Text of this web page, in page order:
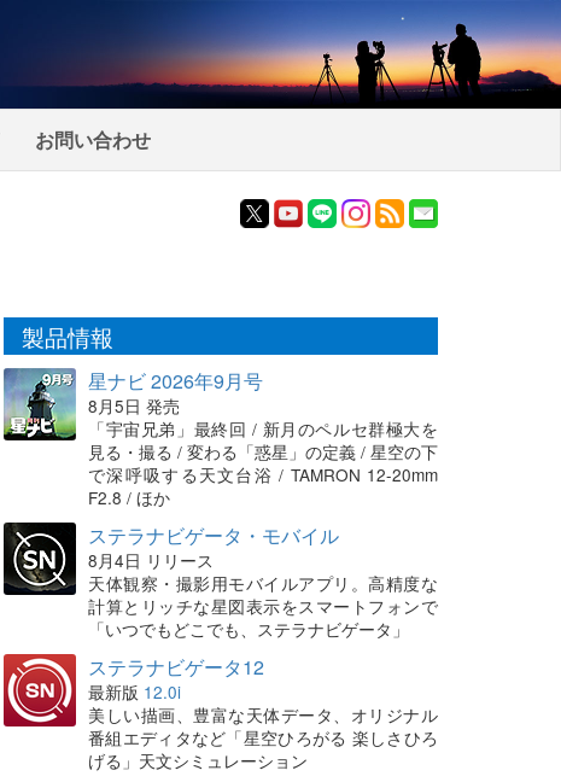
お問い合わせ
製品情報
星ナビ 2026年9月号
8月5日 発売
「宇宙兄弟」最終回 / 新月のペルセ群極大を
見る・撮る / 変わる「惑星」の定義 / 星空の下
で深呼吸する天文台浴 / TAMRON 12-20mm
F2.8 / ほか
ステラナビゲータ・モバイル
8月4日 リリース
天体観察・撮影用モバイルアプリ。高精度な
計算とリッチな星図表示をスマートフォンで
「いつでもどこでも、ステラナビゲータ」
ステラナビゲータ12
最新版 12.0i
美しい描画、豊富な天体データ、オリジナル
番組エディタなど「星空ひろがる 楽しさひろ
げる」天文シミュレーション